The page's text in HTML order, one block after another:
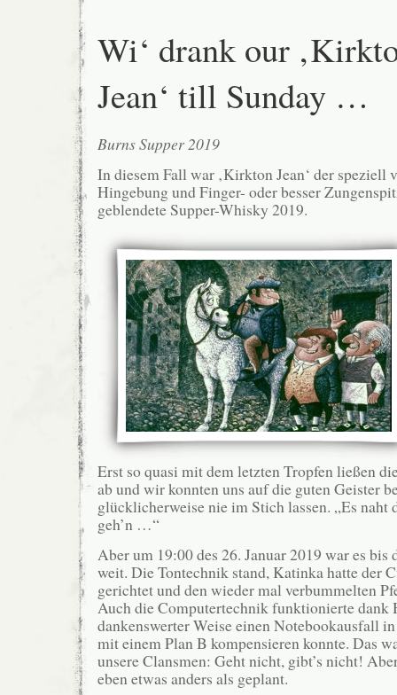
Wi‘ drank our
Jean‘ till Sunday …
Burns Supper 2019
In diesem Fall war ‚Kirkton Jean‘ der speziell
Hingebung und Finger- oder besser
geblendete Supper-Whisky 2019.
Erst so quasi mit dem letzten Tropfen ließen
ab und wir konnten uns auf die guten Geister
glücklicherweise nie im Stich lassen. „Es naht
geh’n …“
Aber um 19:00 des 26. Januar 2019 war es bis
weit. Die Tontechnik stand, Katinka hatte der
gerichtet und den wieder mal verbummelten
Auch die Computertechnik funktionierte dank
dankenswerter Weise einen Notebookausfall
mit einem Plan B kompensieren konnte. Das
unsere Clansmen: Geht nicht, gibt’s nicht!
eben etwas anders als geplant.